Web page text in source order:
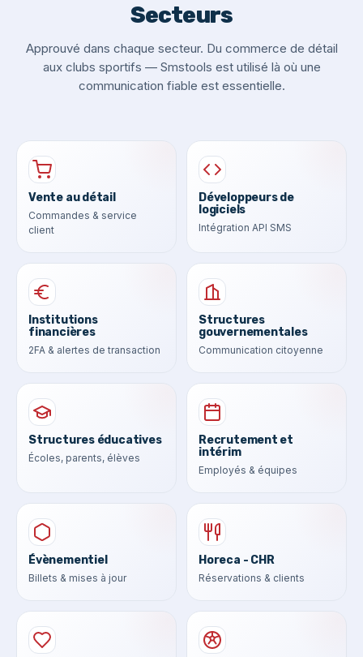
Secteurs
Approuvé dans chaque secteur. Du commerce de détail
aux clubs sportifs — Smstools est utilisé là où une
communication fiable est essentielle.
Vente au détail
Commandes & service
client
Développeurs de
logiciels
Intégration API SMS
Institutions
financières
2FA & alertes de transaction
Structures
gouvernementales
Communication citoyenne
Structures éducatives
Écoles, parents, élèves
Recrutement et
intérim
Employés & équipes
Évènementiel
Billets & mises à jour
Horeca - CHR
Réservations & clients